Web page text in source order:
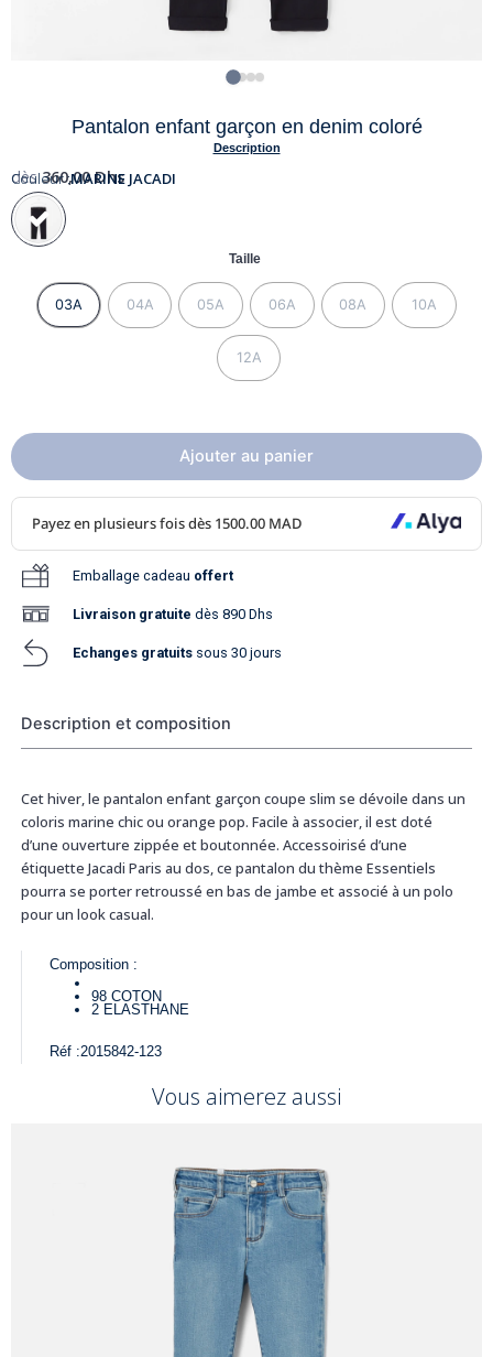
Pantalon enfant garçon en denim coloré
Description
dès 360,00Dhs
Couleur :MARINE JACADI
Taille
03A 04A 05A 06A 08A 10A
12A
Ajouter au panier
Emballage cadeau offert
Livraison gratuite dès 890 Dhs
Echanges gratuits sous 30 jours
Description et composition
Cet hiver, le pantalon enfant garçon coupe slim se dévoile dans un
coloris marine chic ou orange pop. Facile à associer, il est doté
d’une ouverture zippée et boutonnée. Accessoirisé d’une
étiquette Jacadi Paris au dos, ce pantalon du thème Essentiels
pourra se porter retroussé en bas de jambe et associé à un polo
pour un look casual.
Composition :
98 COTON
2 ELASTHANE
Réf :2015842-123
Vous aimerez aussi